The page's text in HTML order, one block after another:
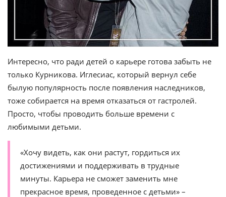
Интересно, что ради детей о карьере готова забыть не
только Курникова. Иглесиас, который вернул себе
былую популярность после появления наследников,
тоже собирается на время отказаться от гастролей.
Просто, чтобы проводить больше времени с
любимыми детьми.
«Хочу видеть, как они растут, гордиться их
достижениями и поддерживать в трудные
минуты. Карьера не сможет заменить мне
прекрасное время, проведенное с детьми» –